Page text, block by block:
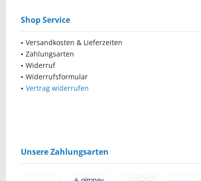
Shop Service
Versandkosten & Lieferzeiten
Zahlungsarten
Widerruf
Widerrufsformular
Vertrag widerrufen
Unsere Zahlungsarten